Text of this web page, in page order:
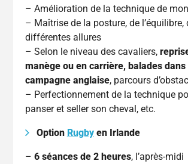
– Amélioration de la technique de
– Maîtrise de la posture, de l’équilibre,
différentes allures
– Selon le niveau des cavaliers,
manège ou en carrière, balades dans
campagne anglaise, parcours
– Perfectionnement de la technique
panser et seller son cheval, etc.
Option Rugbyen Irlande
–6 séances de 2 heures, l’après-midi